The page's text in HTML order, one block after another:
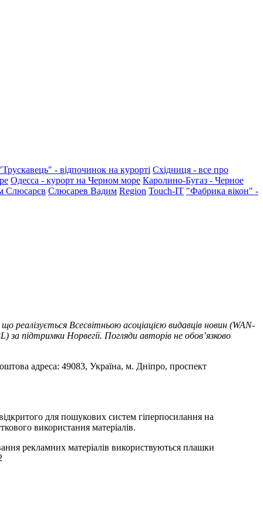
- відпочинок на курорті Східниця - все про
Одесса - курорт на Черном море Каролино-Бугаз - Черное
Слюсарєв Слюсарев Вадим Region Touch-IT "Фабрика вікон" -
Всесвітньою асоціацією видавців новин (WAN-
підтримки Норвегії. Погляди авторів не обов’язково
адреса: 49083, Україна, м. Дніпро, проспект
для пошукових систем гіперпосилання на
використання матеріалів.
рекламних матеріалів використвуються плашки